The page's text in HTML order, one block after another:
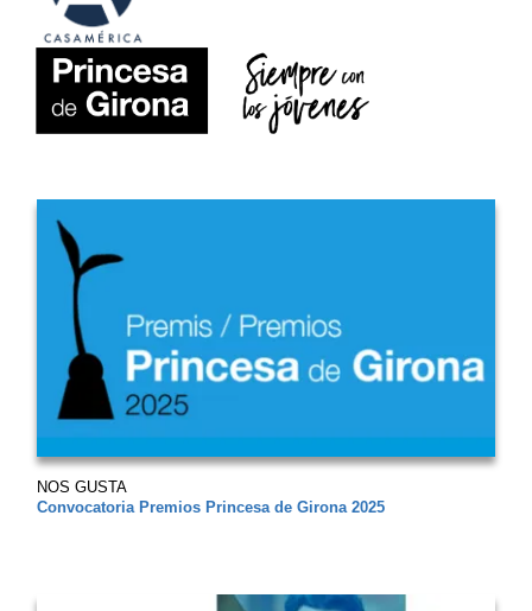
NOS GUSTA
Convocatoria Premios Princesa de Girona 2025